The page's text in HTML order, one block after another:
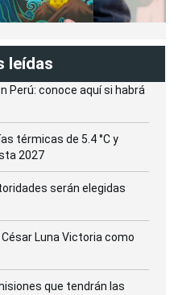
leídas
Perú: conoce aquí si habrá
térmicas de 5.4 °C y
2027
serán elegidas
Luna Victoria como
que tendrán las